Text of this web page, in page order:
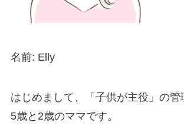
名前: Elly
はじめまして、「子供が主役」の管
5歳と2歳のママです。